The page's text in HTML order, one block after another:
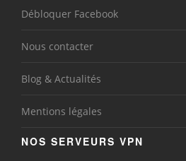
Débloquer Facebook
Nous contacter
Blog & Actualités
Mentions légales
NOS SERVEURS VPN